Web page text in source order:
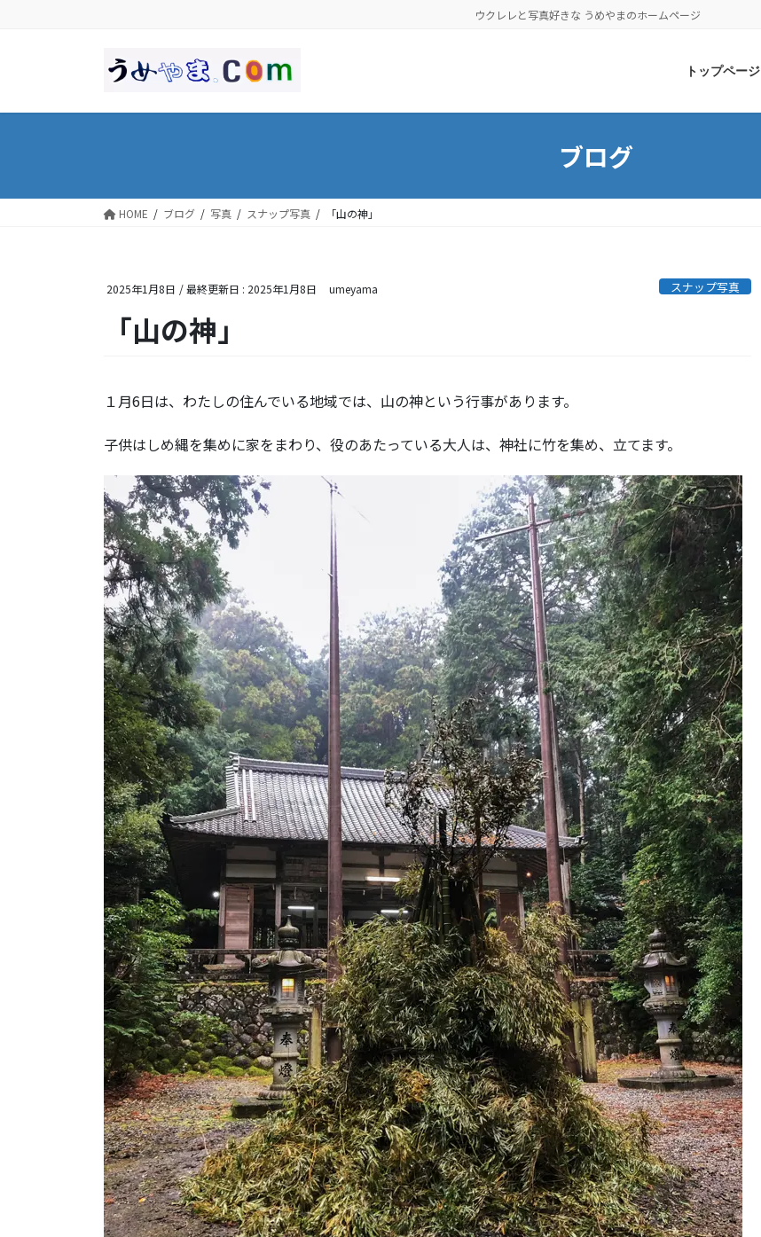
に
ョ
動
ウクレレと写真好きな うめやまのホームページ
トップページ
ブログ
HOME ブログ 写真 スナップ写真 「山の神」
2025年1月8日 / 最終更新日 : 2025年1月8日 umeyama スナップ写真
「山の神」
１月6日は、わたしの住んでいる地域では、山の神という行事があります。
子供はしめ縄を集めに家をまわり、役のあたっている大人は、神社に竹を集め、立てます。